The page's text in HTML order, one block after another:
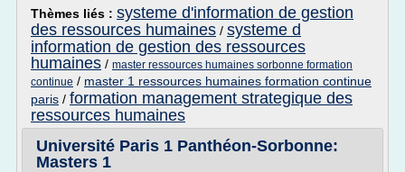
Thèmes liés : systeme d'information de gestion
des ressources humaines / systeme d
information de gestion des ressources
humaines / master ressources humaines sorbonne formation
continue / master 1 ressources humaines formation continue
paris / formation management strategique des
ressources humaines
Université Paris 1 Panthéon-Sorbonne:
Masters 1